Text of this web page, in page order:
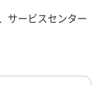
サービスセンター